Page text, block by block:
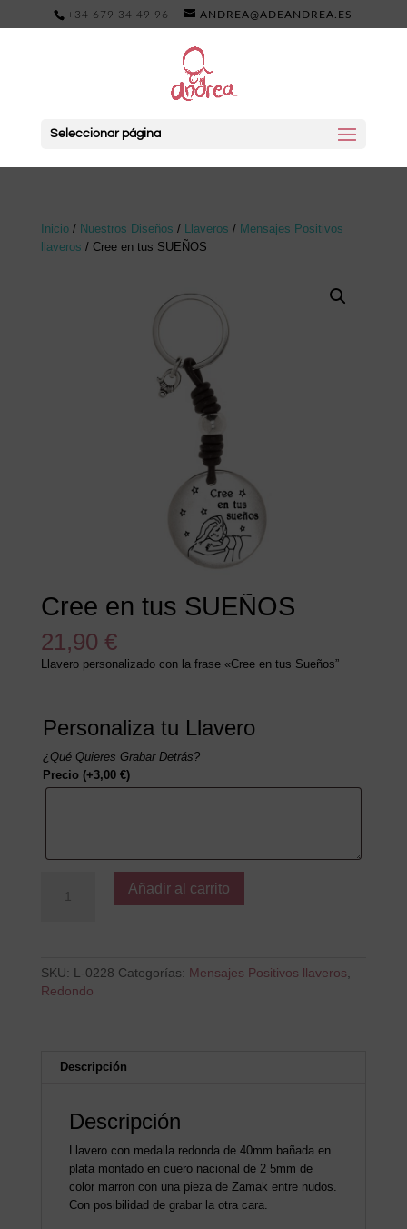
+34 679 34 49 96 ANDREA@ADEANDREA.ES
Seleccionar página
Inicio/ Nuestros Diseños / Llaveros / Mensajes Positivos
llaveros / Cree en tus SUEÑOS
Cree en tus SUEÑOS
21,90 €
Llavero personalizado con la frase «Cree en tus Sueños”
Personaliza tu Llavero
¿Qué Quieres Grabar Detrás?
Precio (+3,00 €)
Añadir al carrito
SKU: L-0228 Categorías: Mensajes Positivos llaveros,
Redondo
Descripción
Descripción
Llavero con medalla redonda de 40mm bañada en
plata montado en cuero nacional de 2 5mm de
color marron con una pieza de Zamak entre nudos.
Con posibilidad de grabar la otra cara.